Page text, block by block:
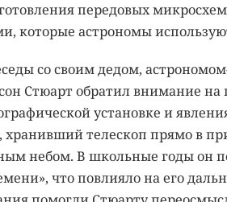
передовых
которые астрономы
со своим дедом,
Стюарт обратил внимание
установке и
хранивший телескоп прямо в
небом. В школьные годы он
что повлияло на его